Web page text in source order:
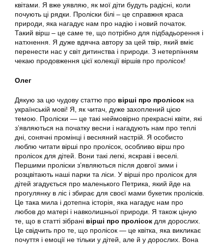
квітами. Я вже уявляю, як мої діти будуть радісні, коли
почують ці рядки. Проліски білі – це справжня краса
природи, яка нагадує нам про надію і новий початок.
Такий вірш – це саме те, що потрібно для підбадьорення і
натхнення. Я дуже вдячна автору за цей твір, який вміє
перенести нас у світ дитинства і природи. З нетерпінням
чекаю продовження цієї колекції віршів про пролісок!
Олег
Дякую за цю чудову статтю про вірші про пролісок на
українській мові! Я, як читач, дуже захоплений цією
темою. Проліски — це такі неймовірно прекрасні квіти, які
з’являються на початку весни і нагадують нам про теплі
дні, сонячні промінці і весняний настрій. Я особисто
люблю читати вірші про пролісок, особливо вірш про
пролісок для дітей. Вони такі легкі, яскраві і веселі.
Першими проліски з’являються після довгої зими і
розцвітають наші парки та ліси. У вірші про пролісок для
дітей згадується про маленького Петрика, який йде на
прогулянку в ліс і збирає для своєї мами букетик пролісків.
Це така мила і дотепна історія, яка нагадує нам про
любов до матері і навколишньої природи. Я також ціную
те, що в статті зібрані вірші про пролісок для дорослих.
Це свідчить про те, що пролісок — це квітка, яка викликає
почуття і емоції не тільки у дітей, але й у дорослих. Вона